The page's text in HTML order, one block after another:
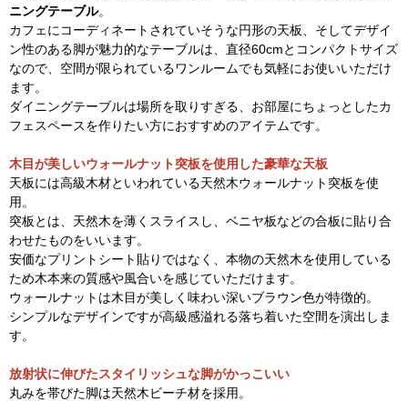
ニングテーブル。
カフェにコーディネートされていそうな円形の天板、そしてデザイ
ン性のある脚が魅力的なテーブルは、直径60cmとコンパクトサイズ
なので、空間が限られているワンルームでも気軽にお使いいただけ
ます。
ダイニングテーブルは場所を取りすぎる、お部屋にちょっとしたカ
フェスペースを作りたい方におすすめのアイテムです。
木目が美しいウォールナット突板を使用した豪華な天板
天板には高級木材といわれている天然木ウォールナット突板を使
用。
突板とは、天然木を薄くスライスし、ベニヤ板などの合板に貼り合
わせたものをいいます。
安価なプリントシート貼りではなく、本物の天然木を使用している
ため木本来の質感や風合いを感じていただけます。
ウォールナットは木目が美しく味わい深いブラウン色が特徴的。
シンプルなデザインですが高級感溢れる落ち着いた空間を演出しま
す。
放射状に伸びたスタイリッシュな脚がかっこいい
丸みを帯びた脚は天然木ビーチ材を採用。